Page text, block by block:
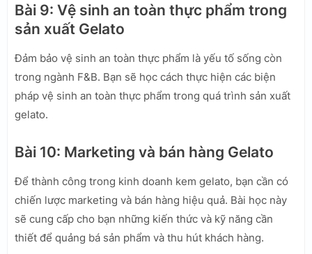
Bài 9: Vệ sinh an toàn thực phẩm trong
sản xuất Gelato
Đảm bảo vệ sinh an toàn thực phẩm là yếu tố sống còn
trong ngành F&B. Bạn sẽ học cách thực hiện các biện
pháp vệ sinh an toàn thực phẩm trong quá trình sản xuất
gelato.
Bài 10: Marketing và bán hàng Gelato
Để thành công trong kinh doanh kem gelato, bạn cần có
chiến lược marketing và bán hàng hiệu quả. Bài học này
sẽ cung cấp cho bạn những kiến thức và kỹ năng cần
thiết để quảng bá sản phẩm và thu hút khách hàng.